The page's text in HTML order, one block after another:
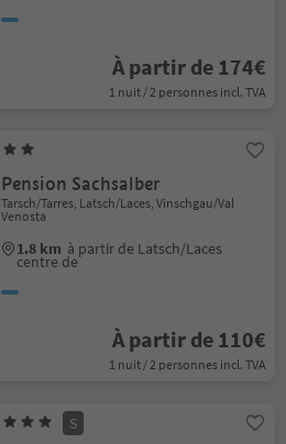
À partir de 174€
1 nuit / 2 personnes incl. TVA
Pension Sachsalber
Tarsch/Tarres, Latsch/Laces, Vinschgau/Val
Venosta
1.8 km à partir de Latsch/Laces
centre de
À partir de 110€
1 nuit / 2 personnes incl. TVA
S